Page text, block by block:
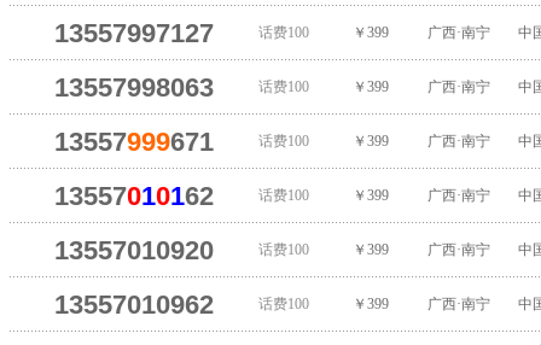
13557997127 话费100 ￥399 广西·南宁 中
13557998063 话费100 ￥399 广西·南宁 中
13557999671 话费100 ￥399 广西·南宁 中
13557010162 话费100 ￥399 广西·南宁 中
13557010920 话费100 ￥399 广西·南宁 中
13557010962 话费100 ￥399 广西·南宁 中